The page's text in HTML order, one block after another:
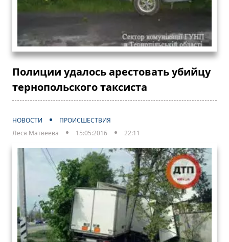
Полиции удалось арестовать убийцу
тернопольского таксиста
НОВОСТИ
ПРОИСШЕСТВИЯ
Леся Матвеева
15:05:2016 22:11